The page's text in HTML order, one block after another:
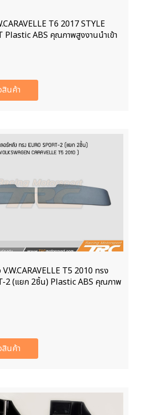
T6 2017 STYLE
Plastic ABS คุณภาพสูงงานนำเข้า
สินค้า
T5 2010 ทรง
2 (แยก 2ชิ้น) Plastic ABS คุณภาพ
สินค้า